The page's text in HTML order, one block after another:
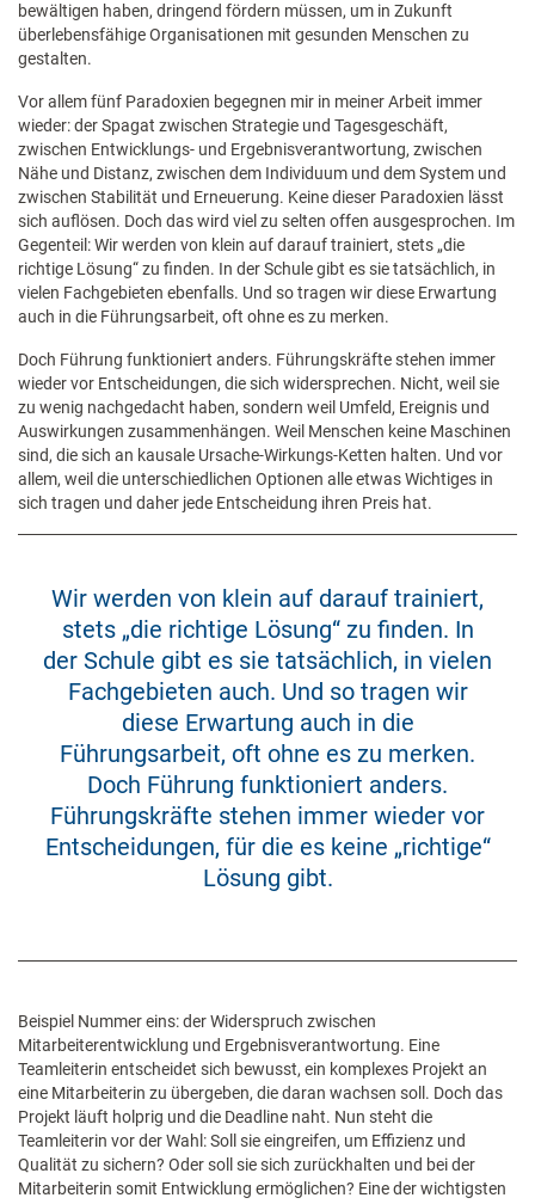
bewältigen haben, dringend fördern müssen, um in Zukunft
überlebensfähige Organisationen mit gesunden Menschen zu
gestalten.
Vor allem fünf Paradoxien begegnen mir in meiner Arbeit immer
wieder: der Spagat zwischen Strategie und Tagesgeschäft,
zwischen Entwicklungs- und Ergebnisverantwortung, zwischen
Nähe und Distanz, zwischen dem Individuum und dem System und
zwischen Stabilität und Erneuerung. Keine dieser Paradoxien lässt
sich auflösen. Doch das wird viel zu selten offen ausgesprochen. Im
Gegenteil: Wir werden von klein auf darauf trainiert, stets „die
richtige Lösung“ zu finden. In der Schule gibt es sie tatsächlich, in
vielen Fachgebieten ebenfalls. Und so tragen wir diese Erwartung
auch in die Führungsarbeit, oft ohne es zu merken.
Doch Führung funktioniert anders. Führungskräfte stehen immer
wieder vor Entscheidungen, die sich widersprechen. Nicht, weil sie
zu wenig nachgedacht haben, sondern weil Umfeld, Ereignis und
Auswirkungen zusammenhängen. Weil Menschen keine Maschinen
sind, die sich an kausale Ursache-Wirkungs-Ketten halten. Und vor
allem, weil die unterschiedlichen Optionen alle etwas Wichtiges in
sich tragen und daher jede Entscheidung ihren Preis hat.
Wir werden von klein auf darauf trainiert,
stets „die richtige Lösung“ zu finden. In
der Schule gibt es sie tatsächlich, in vielen
Fachgebieten auch. Und so tragen wir
diese Erwartung auch in die
Führungsarbeit, oft ohne es zu merken.
Doch Führung funktioniert anders.
Führungskräfte stehen immer wieder vor
Entscheidungen, für die es keine „richtige“
Lösung gibt.
Beispiel Nummer eins: der Widerspruch zwischen
Mitarbeiterentwicklung und Ergebnisverantwortung. Eine
Teamleiterin entscheidet sich bewusst, ein komplexes Projekt an
eine Mitarbeiterin zu übergeben, die daran wachsen soll. Doch das
Projekt läuft holprig und die Deadline naht. Nun steht die
Teamleiterin vor der Wahl: Soll sie eingreifen, um Effizienz und
Qualität zu sichern? Oder soll sie sich zurückhalten und bei der
Mitarbeiterin somit Entwicklung ermöglichen? Eine der wichtigsten